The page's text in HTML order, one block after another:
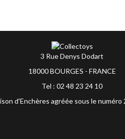
3 Rue Denys Dodart
18000 BOURGES - FRANCE
Tel : 02 48 23 24 10
d'Enchères agréée sous le numéro